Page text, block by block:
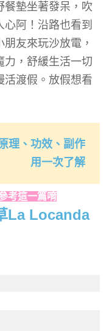
餐墊坐著發呆，吹
阿！沿路也看到
友來玩沙放電，
力，舒緩生活一切
活渡假。放假想看
理、功效、副作
用一次了解
考這一篇唷
La Locanda